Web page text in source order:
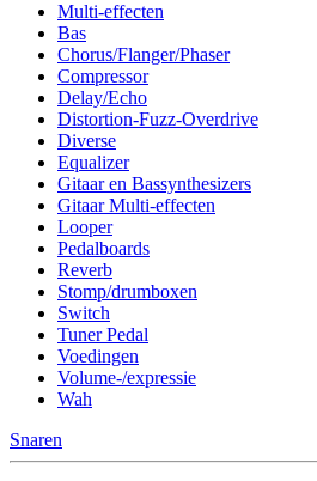
Multi-effecten
Bas
Chorus/Flanger/Phaser
Compressor
Delay/Echo
Distortion-Fuzz-Overdrive
Diverse
Equalizer
Gitaar en Bassynthesizers
Gitaar Multi-effecten
Looper
Pedalboards
Reverb
Stomp/drumboxen
Switch
Tuner Pedal
Voedingen
Volume-/expressie
Wah
Snaren